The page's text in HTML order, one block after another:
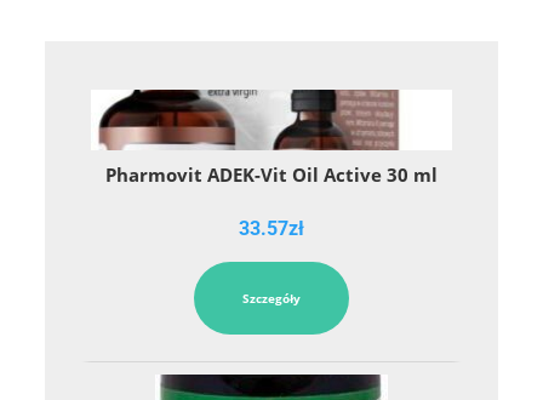
Pharmovit ADEK-Vit Oil Active 30 ml
33.57zł
Szczegóły